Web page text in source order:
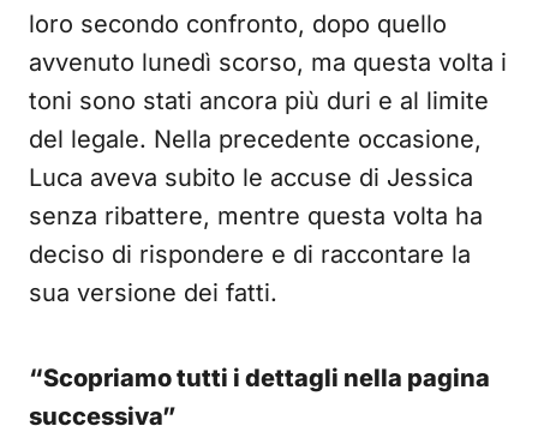
loro secondo confronto, dopo quello
avvenuto lunedì scorso, ma questa volta i
toni sono stati ancora più duri e al limite
del legale. Nella precedente occasione,
Luca aveva subito le accuse di Jessica
senza ribattere, mentre questa volta ha
deciso di rispondere e di raccontare la
sua versione dei fatti.
“Scopriamo tutti i dettagli nella pagina
successiva”